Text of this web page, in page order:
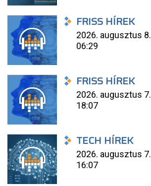
FRISS HÍREK
2026. augusztus 8.
06:29
FRISS HÍREK
2026. augusztus 7.
18:07
TECH HÍREK
2026. augusztus 7.
16:07